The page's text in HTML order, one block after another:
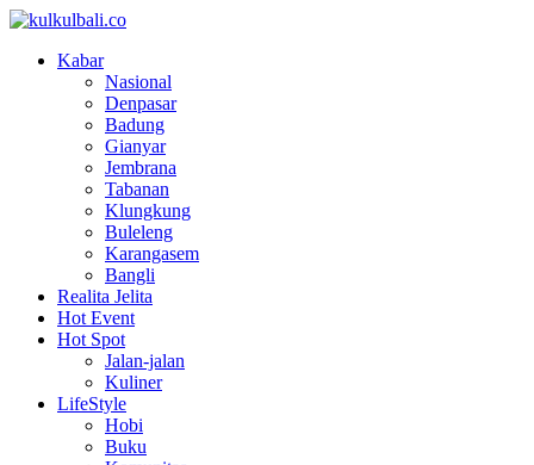
Kabar
Nasional
Denpasar
Badung
Gianyar
Jembrana
Tabanan
Klungkung
Buleleng
Karangasem
Bangli
Realita Jelita
Hot Event
Hot Spot
Jalan-jalan
Kuliner
LifeStyle
Hobi
Buku